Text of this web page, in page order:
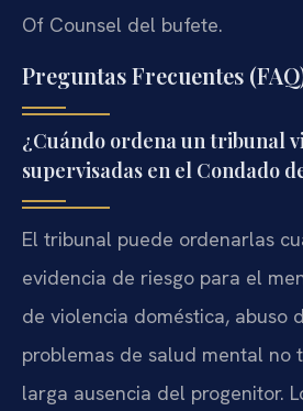
Of Counsel del bufete.
Preguntas Frecuentes
¿Cuándo ordena un tribunal
supervisadas en el Condado
El tribunal puede ordenarlas
evidencia de riesgo para el
de violencia doméstica, abuso
problemas de salud mental no
larga ausencia del progenitor.